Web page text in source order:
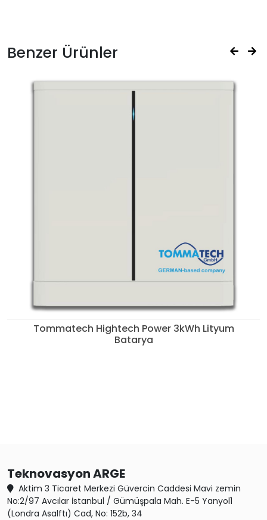
Benzer Ürünler
Tommatech Hightech Power 3kWh Lityum
Batarya
Teknovasyon ARGE
Aktim 3 Ticaret Merkezi Güvercin Caddesi Mavi zemin
No:2/97 Avcılar İstanbul / Gümüşpala Mah. E-5 Yanyol1
(Londra Asalftı) Cad, No: 152b, 34